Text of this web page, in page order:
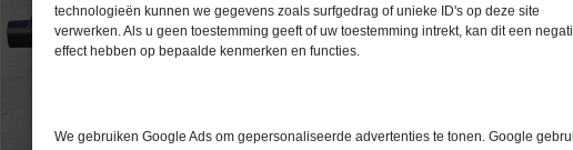
technologieën kunnen we gegevens zoals surfgedrag of unieke ID's op deze site
verwerken. Als u geen toestemming geeft of uw toestemming intrekt, kan dit een
effect hebben op bepaalde kenmerken en functies.
We gebruiken Google Ads om gepersonaliseerde advertenties te tonen. Google